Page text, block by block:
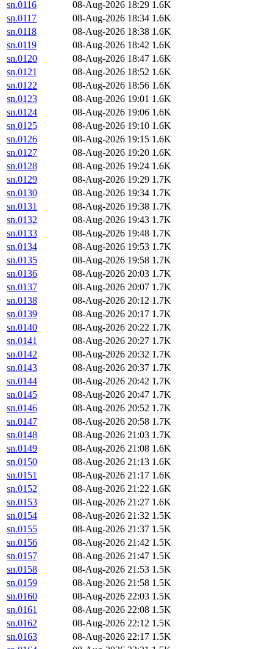
sn.0116 08-Aug-2026 18:29 1.6K
sn.0117
08-Aug-2026 18:34 1.6K
sn.0118
08-Aug-2026 18:38 1.6K
sn.0119
08-Aug-2026 18:42 1.6K
sn.0120
08-Aug-2026 18:47 1.6K
sn.0121
08-Aug-2026 18:52 1.6K
sn.0122
08-Aug-2026 18:56 1.6K
sn.0123
08-Aug-2026 19:01 1.6K
sn.0124
08-Aug-2026 19:06 1.6K
sn.0125
08-Aug-2026 19:10 1.6K
sn.0126
08-Aug-2026 19:15 1.6K
sn.0127
08-Aug-2026 19:20 1.6K
sn.0128
08-Aug-2026 19:24 1.6K
sn.0129
08-Aug-2026 19:29 1.7K
sn.0130
08-Aug-2026 19:34 1.7K
sn.0131
08-Aug-2026 19:38 1.7K
sn.0132
08-Aug-2026 19:43 1.7K
sn.0133
08-Aug-2026 19:48 1.7K
sn.0134
08-Aug-2026 19:53 1.7K
sn.0135
08-Aug-2026 19:58 1.7K
sn.0136
08-Aug-2026 20:03 1.7K
sn.0137
08-Aug-2026 20:07 1.7K
sn.0138
08-Aug-2026 20:12 1.7K
sn.0139
08-Aug-2026 20:17 1.7K
sn.0140
08-Aug-2026 20:22 1.7K
sn.0141
08-Aug-2026 20:27 1.7K
sn.0142
08-Aug-2026 20:32 1.7K
sn.0143
08-Aug-2026 20:37 1.7K
sn.0144
08-Aug-2026 20:42 1.7K
sn.0145
08-Aug-2026 20:47 1.7K
sn.0146
08-Aug-2026 20:52 1.7K
sn.0147
08-Aug-2026 20:58 1.7K
sn.0148
08-Aug-2026 21:03 1.7K
sn.0149
08-Aug-2026 21:08 1.6K
sn.0150
08-Aug-2026 21:13 1.6K
sn.0151
08-Aug-2026 21:17 1.6K
sn.0152
08-Aug-2026 21:22 1.6K
sn.0153
08-Aug-2026 21:27 1.6K
sn.0154
08-Aug-2026 21:32 1.5K
sn.0155
08-Aug-2026 21:37 1.5K
sn.0156
08-Aug-2026 21:42 1.5K
sn.0157
08-Aug-2026 21:47 1.5K
sn.0158
08-Aug-2026 21:53 1.5K
sn.0159
08-Aug-2026 21:58 1.5K
sn.0160
08-Aug-2026 22:03 1.5K
sn.0161
08-Aug-2026 22:08 1.5K
sn.0162
08-Aug-2026 22:12 1.5K
sn.0163
08-Aug-2026 22:17 1.5K